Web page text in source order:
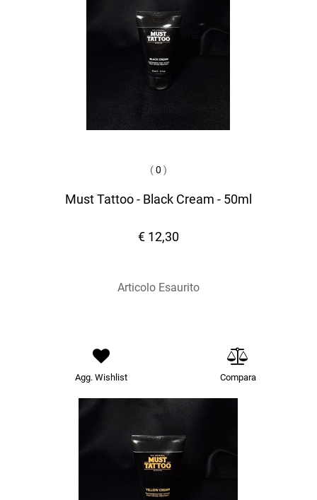
(0 )
Must Tattoo - Black Cream - 50ml
€ 12,30
Articolo Esaurito
Agg. Wishlist Compara